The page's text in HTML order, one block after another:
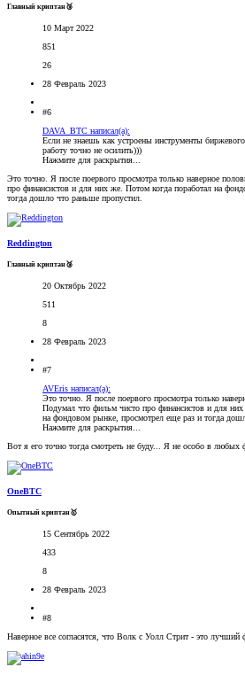
Главный криптан🥉
10 Март 2022
851
26
28 Февраль 2023
#6
DAVA_BTC написал(а):
Если не знаешь как устроены инструменты
работу точно не осилить)))
Нажмите для раскрытия...
Это точно. Я после поервого просмотра только наверное
про финансистов и для них же. Потом когда поработал на
тогда дошло что раньше пропустил.
Reddington
Главный криптан🥉
20 Октябрь 2022
511
8
28 Февраль 2023
#7
AVEris написал(а):
Это точно. Я после поервого просмотра только
Подумал что фильм чисто про финансистов и для
на фондовом рынке, просмотрел еще раз и тогда
Нажмите для раскрытия...
Вот я его точно тогда смотреть не буду... Я не особо в любых
OneBTC
Опытный криптан🥇
15 Сентябрь 2022
433
8
28 Февраль 2023
#8
Наверное все согласятся, что Волк с Уолл Стрит - это лучший